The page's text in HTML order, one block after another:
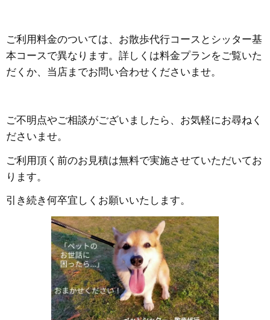
ご利用料金のついては、お散歩代行コースとシッター基
本コースで異なります。詳しくは料金プランをご覧いた
だくか、当店までお問い合わせくださいませ。
ご不明点やご相談がございましたら、お気軽にお尋ねく
ださいませ。
ご利用頂く前のお見積は無料で実施させていただいてお
ります。
引き続き何卒宜しくお願いいたします。